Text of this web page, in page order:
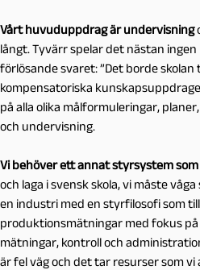
Vårt huvuduppdrag är undervisning
långt. Tyvärr spelar det nästan
förlösande svaret: ”Det borde
kompensatoriska
på alla olika målformuleringar,
och undervisning.
Vi behöver ett annat styrsystem
och laga i svensk skola, vi måste
en industri med en styrfilosofi som
produktionsmätningar med fokus
mätningar, kontroll och
är fel väg och det tar resurser som